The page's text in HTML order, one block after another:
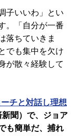
子いいわ」とい
。「自分が一番
落ちていきま
でも集中を欠け
が散々経験して
ーチと対話し理想
新聞）で、ジョア
も簡単だ、捕れ